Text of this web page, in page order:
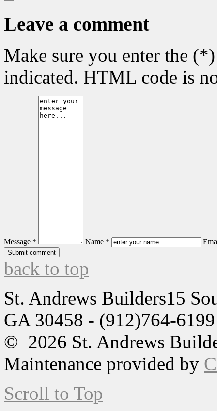
Leave a comment
Make sure you enter the
indicated. HTML code is
Message * Name *
back to top
St. Andrews Builders15
GA 30458 - (912)764-6199
© 2026 St. Andrews
Maintenance provided by
Scroll to Top